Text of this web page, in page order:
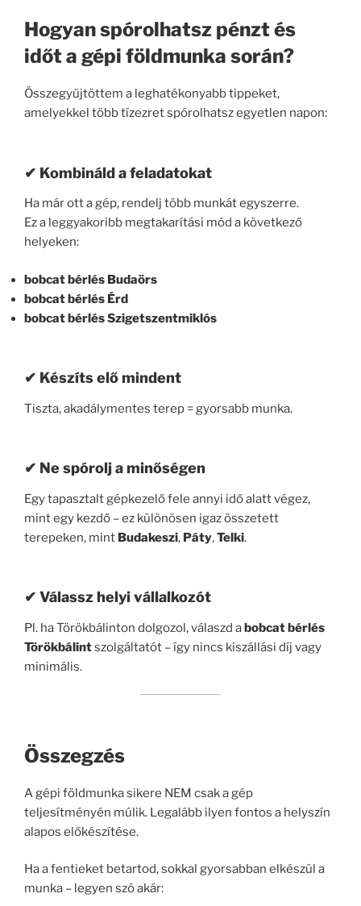
Hogyan spórolhatsz pénzt és
időt a gépi földmunka során?
Összegyűjtöttem a leghatékonyabb tippeket,
amelyekkel több tízezret spórolhatsz egyetlen napon:
✔ Kombináld a feladatokat
Ha már ott a gép, rendelj több munkát egyszerre.
Ez a leggyakoribb megtakarítási mód a következő
helyeken:
bobcat bérlés Budaörs
bobcat bérlés Érd
bobcat bérlés Szigetszentmiklós
✔ Készíts elő mindent
Tiszta, akadálymentes terep = gyorsabb munka.
✔ Ne spórolj a minőségen
Egy tapasztalt gépkezelő fele annyi idő alatt végez,
mint egy kezdő – ez különösen igaz összetett
terepeken, mint Budakeszi, Páty,Telki.
✔ Válassz helyi vállalkozót
Pl. ha Törökbálinton dolgozol, válaszd abobcat bérlés
Törökbálintszolgáltatót – így nincs kiszállási díj vagy
minimális.
Összegzés
A gépi földmunka sikere NEM csak a gép
teljesítményén múlik. Legalább ilyen fontos a helyszín
alapos előkészítése.
Ha a fentieket betartod, sokkal gyorsabban elkészül a
munka – legyen szó akár: